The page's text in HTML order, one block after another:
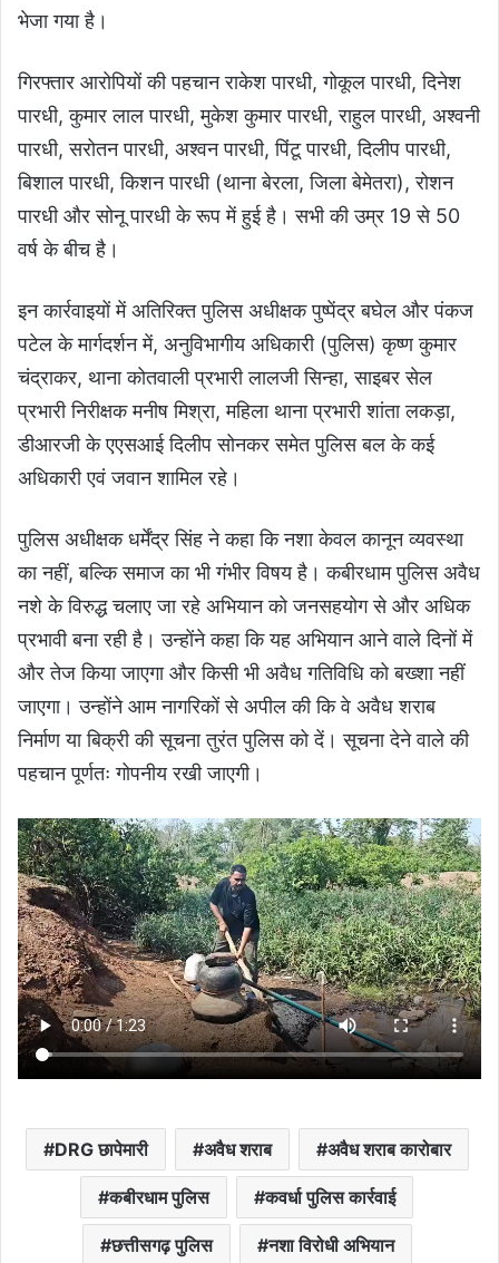
भेजा गया है।
गिरफ्तार आरोपियों की पहचान राकेश पारधी, गोकूल पारधी, दिनेश
पारधी, कुमार लाल पारधी, मुकेश कुमार पारधी, राहुल पारधी, अश्वनी
पारधी, सरोतन पारधी, अश्वन पारधी, पिंटू पारधी, दिलीप पारधी,
बिशाल पारधी, किशन पारधी (थाना बेरला, जिला बेमेतरा), रोशन
पारधी और सोनू पारधी के रूप में हुई है। सभी की उम्र 19 से 50
वर्ष के बीच है।
इन कार्रवाइयों में अतिरिक्त पुलिस अधीक्षक पुष्पेंद्र बघेल और पंकज
पटेल के मार्गदर्शन में, अनुविभागीय अधिकारी (पुलिस) कृष्ण कुमार
चंद्राकर, थाना कोतवाली प्रभारी लालजी सिन्हा, साइबर सेल
प्रभारी निरीक्षक मनीष मिश्रा, महिला थाना प्रभारी शांता लकड़ा,
डीआरजी के एएसआई दिलीप सोनकर समेत पुलिस बल के कई
अधिकारी एवं जवान शामिल रहे।
पुलिस अधीक्षक धर्मेंद्र सिंह ने कहा कि नशा केवल कानून व्यवस्था
का नहीं, बल्कि समाज का भी गंभीर विषय है। कबीरधाम पुलिस अवैध
नशे के विरुद्ध चलाए जा रहे अभियान को जनसहयोग से और अधिक
प्रभावी बना रही है। उन्होंने कहा कि यह अभियान आने वाले दिनों में
और तेज किया जाएगा और किसी भी अवैध गतिविधि को बख्शा नहीं
जाएगा। उन्होंने आम नागरिकों से अपील की कि वे अवैध शराब
निर्माण या बिक्री की सूचना तुरंत पुलिस को दें। सूचना देने वाले की
पहचान पूर्णतः गोपनीय रखी जाएगी।
DRG छापेमारी अवैध शराब अवैध शराब कारोबार
कबीरधाम पुलिस कवर्धा पुलिस कार्रवाई
छत्तीसगढ़ पुलिस नशा विरोधी अभियान